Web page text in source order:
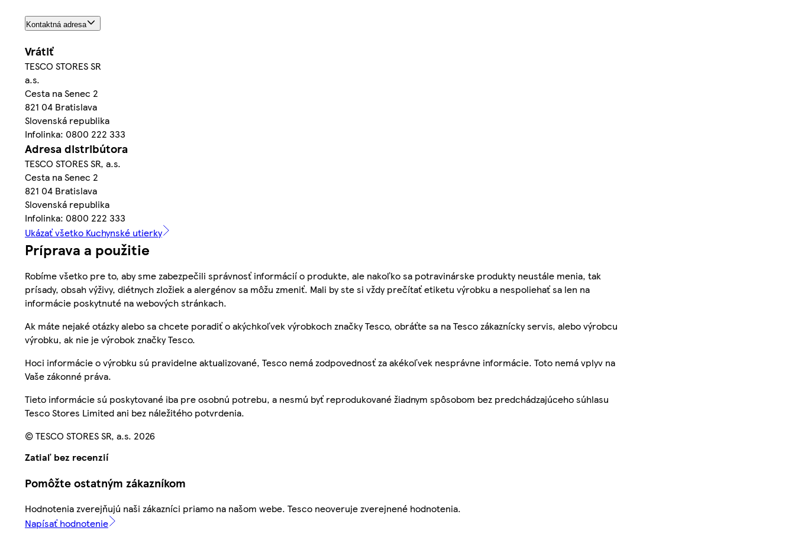
Kontaktná adresa
Vrátiť
TESCO STORES SR
a.s.
Cesta na Senec 2
821 04 Bratislava
Slovenská republika
Infolinka: 0800 222 333
Adresa distribútora
TESCO STORES SR, a.s.
Cesta na Senec 2
821 04 Bratislava
Slovenská republika
Infolinka: 0800 222 333
Ukázať všetko Kuchynské utierky
Príprava a použitie
Robíme všetko pre to, aby sme zabezpečili správnosť informácií o produkte, ale nakoľko sa potravinárske produkty neustále menia, tak
prísady, obsah výživy, diétnych zložiek a alergénov sa môžu zmeniť. Mali by ste si vždy prečítať etiketu výrobku a nespoliehať sa len na
informácie poskytnuté na webových stránkach.
Ak máte nejaké otázky alebo sa chcete poradiť o akýchkoľvek výrobkoch značky Tesco, obráťte sa na Tesco zákaznícky servis, alebo výrobcu
výrobku, ak nie je výrobok značky Tesco.
Hoci informácie o výrobku sú pravidelne aktualizované, Tesco nemá zodpovednosť za akékoľvek nesprávne informácie. Toto nemá vplyv na
Vaše zákonné práva.
Tieto informácie sú poskytované iba pre osobnú potrebu, a nesmú byť reprodukované žiadnym spôsobom bez predchádzajúceho súhlasu
Tesco Stores Limited ani bez náležitého potvrdenia.
© TESCO STORES SR, a.s. 2026
Zatiaľ bez recenzií
Pomôžte ostatným zákazníkom
Hodnotenia zverejňujú naši zákazníci priamo na našom webe. Tesco neoveruje zverejnené hodnotenia.
Napísať hodnotenie